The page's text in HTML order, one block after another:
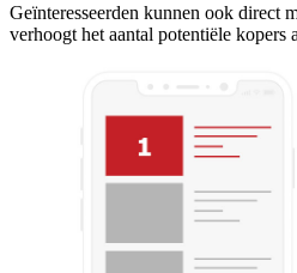
Geïnteresseerden kunnen ook direct
verhoogt het aantal potentiële kopers